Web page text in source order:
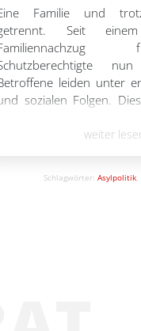
sich in der […]
Familie und
Seit
leiden unter
sozialen Folgen.
und der Deutsche
des
weiter
Schlagwörter: Asylpolitik,